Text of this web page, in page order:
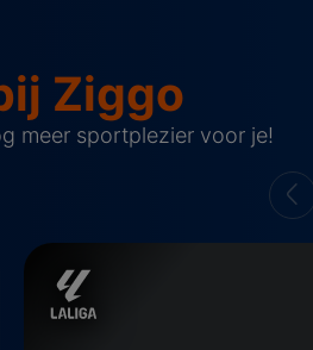
Ziggo
meer sportplezier voor je!
La Liga